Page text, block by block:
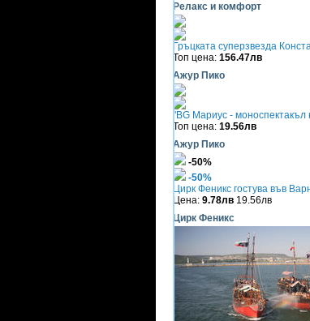
Релакс и комфорт
Гръцката суперзвезда
Топ цена: 156.47лв
Ажур Пико
"BG Мариус -
Топ цена: 19.56лв
Ажур Пико
-50%
-50%
Цирк Феникс гостува във
Цена: 9.78лв 19.56лв
Цирк Феникс